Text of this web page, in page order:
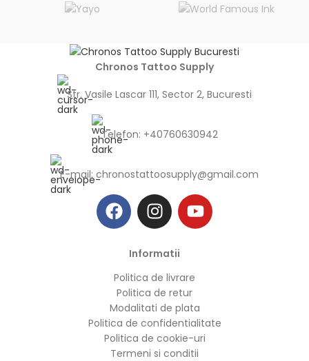
Chronos Tattoo Supply
Str. Vasile Lascar 111, Sector 2, Bucuresti
Telefon: +40760630942
E-mail: chronostattoosupply@gmail.com
Informatii
Politica de livrare
Politica de retur
Modalitati de plata
Politica de confidentialitate
Politica de cookie-uri
Termeni si conditii